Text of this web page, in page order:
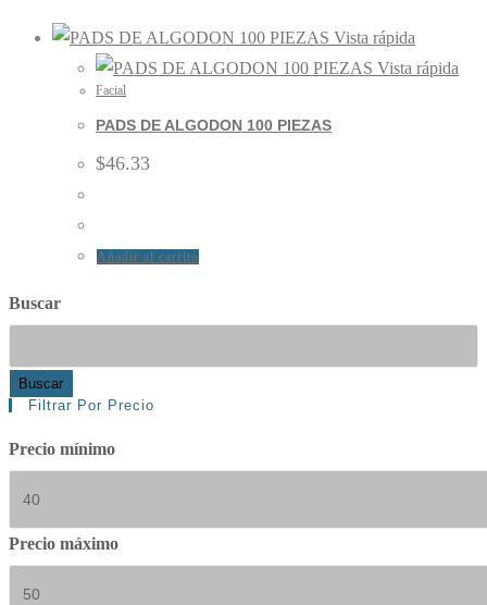
Vista rápida
Vista rápida
Facial
PADS DE ALGODON 100 PIEZAS
$46.33
Añadir al carrito
Buscar
Buscar
Filtrar Por Precio
Precio mínimo
Precio máximo